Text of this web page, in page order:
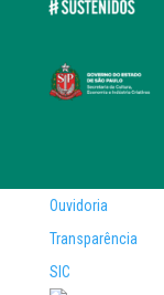
Ouvidoria
Transparência
SIC